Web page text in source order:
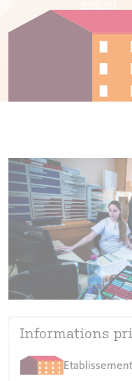
Informations